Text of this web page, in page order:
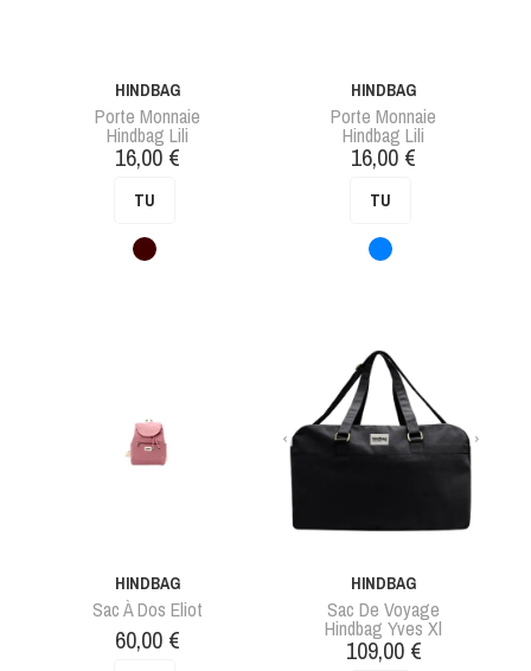
HINDBAG
Porte Monnaie
Hindbag Lili
Prix
16,00 €
TU
Marron
HINDBAG
Porte Monnaie
Hindbag Lili
Prix
16,00 €
TU
Bleu
HINDBAG
Sac À Dos Eliot
Prix
60,00 €
HINDBAG
Sac De Voyage
Hindbag Yves Xl
Prix
109,00 €